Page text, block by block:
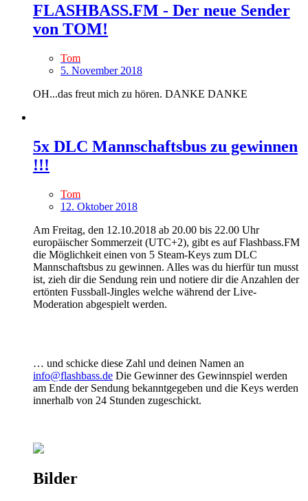
FLASHBASS.FM - Der neue Sender
von TOM!
Tom
5. November 2018
OH...das freut mich zu hören. DANKE DANKE
5x DLC Mannschaftsbus zu gewinnen
!!!
Tom
12. Oktober 2018
Am Freitag, den 12.10.2018 ab 20.00 bis 22.00 Uhr
europäischer Sommerzeit (UTC+2), gibt es auf Flashbass.FM
die Möglichkeit einen von 5 Steam-Keys zum DLC
Mannschaftsbus zu gewinnen. Alles was du hierfür tun musst
ist, zieh dir die Sendung rein und notiere dir die Anzahlen der
ertönten Fussball-Jingles welche während der Live-
Moderation abgespielt werden.
… und schicke diese Zahl und deinen Namen an
info@flashbass.de Die Gewinner des Gewinnspiel werden
am Ende der Sendung bekanntgegeben und die Keys werden
innerhalb von 24 Stunden zugeschickt.
Bilder